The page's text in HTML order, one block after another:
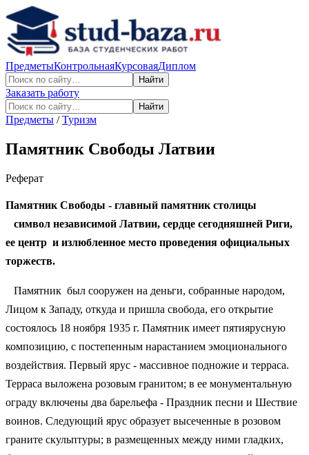
ПредметыКонтрольнаяКурсоваяДиплом
Найти
Заказать работу
Найти
Предметы /Туризм
Памятник Свободы Латвии
Реферат
Памятник Свободы - главный памятник столицы
символ независимой Латвии, сердце сегодняшней Риги,
ее центр и излюбленное место проведения официальных
торжеств.
Памятник был сооружен на деньги, собранные народом,
Лицом к Западу, откуда и пришла свобода, его открытие
состоялось 18 ноября 1935 г. Памятник имеет пятиярусную
композицию, с постепенным нарастанием эмоционального
воздействия. Первый ярус - массивное подножие и терраса.
Терраса выложена розовым гранитом; в ее монументальную
ограду включены два барельефа - Праздник песни и Шествие
воинов. Следующий ярус образует высеченные в розовом
граните скульптуры; в размещенных между ними гладких,